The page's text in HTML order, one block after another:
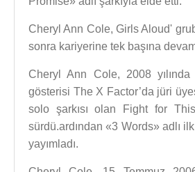
Cheryl Ann Cole, Girls Aloud'
sonra kariyerine tek başına
Cheryl Ann Cole, 2008
gösterisi The X Factor’da jüri
solo şarkısı olan Fight for
sürdü.ardından «3 Words» adlı
yayımladı.